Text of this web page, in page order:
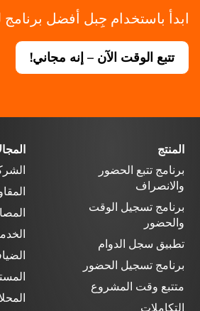
ابدأ باستخدام جِبل أفضل برنامج
تتبع الوقت الآن – إنه مجاني!
المنتج
برنامج تتبع الحضور
والانصراف
برنامج تسجيل الوقت
والحضور
تطبيق سجل الدوام
برنامج تسجيل الحضور
متتبع وقت المشروع